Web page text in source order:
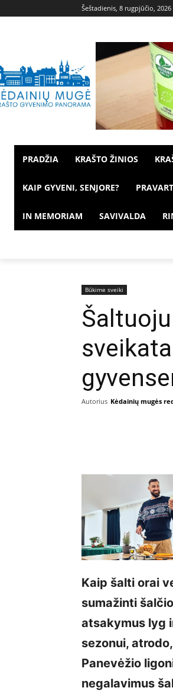
Šeštadienis, 8 rugpjūčio, 2026
PRADŽIA KRAŠTO ŽINIOS
KAIP GYVENI, SENJORE?
IN MEMORIAM SAVIVALDA
Būkime sveiki
Autorius Kėdainių mugės
Kaip šalti orai
sumažinti
atsakymus lyg
sezonui,
Panevėžio
negalavimus